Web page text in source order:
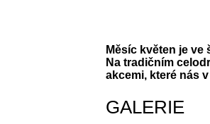
Měsíc květen je
Na tradičním
akcemi, které nás
GALERIE